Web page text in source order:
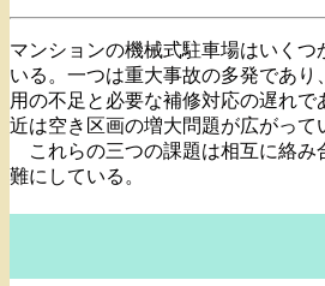
マンションの機械式駐車場はいくつ
いる。一つは重大事故の多発であ
用の不足と必要な補修対応の遅れ
近は空き区画の増大問題が広がって
これらの三つの課題は相互に絡み
難にしている。